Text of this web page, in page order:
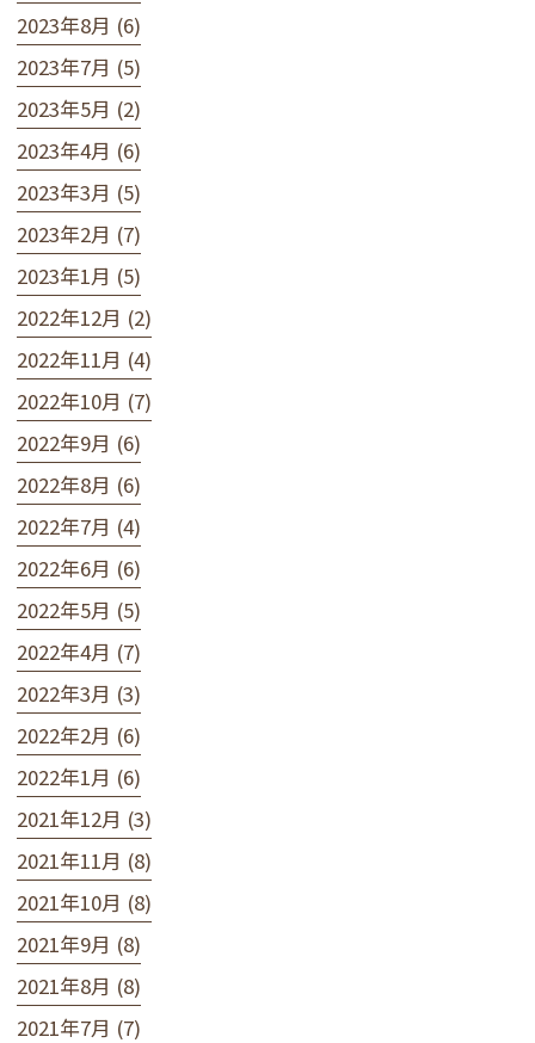
2023年8月 (6)
2023年7月 (5)
2023年5月 (2)
2023年4月 (6)
2023年3月 (5)
2023年2月 (7)
2023年1月 (5)
2022年12月 (2)
2022年11月 (4)
2022年10月 (7)
2022年9月 (6)
2022年8月 (6)
2022年7月 (4)
2022年6月 (6)
2022年5月 (5)
2022年4月 (7)
2022年3月 (3)
2022年2月 (6)
2022年1月 (6)
2021年12月 (3)
2021年11月 (8)
2021年10月 (8)
2021年9月 (8)
2021年8月 (8)
2021年7月 (7)